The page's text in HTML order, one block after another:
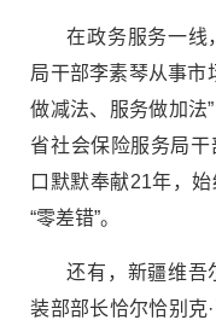
在政务服务一线
局干部李素琴从事市
做减法、服务做加法
省社会保险服务局
口默默奉献21年，
“零差错”。
还有，新疆维吾
装部部长恰尔恰别克